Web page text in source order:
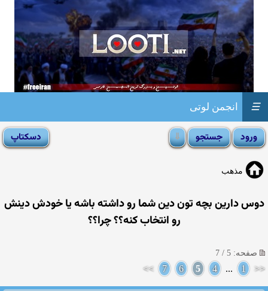
انجمن لوتی ☰
مذهب
دوس دارین بچه تون دین شما رو داشته باشه یا خودش دینش
رو انتخاب كنه؟؟ چرا؟؟
صفحه: 5 / 7
<<
1
...
4
5
6
7
>>